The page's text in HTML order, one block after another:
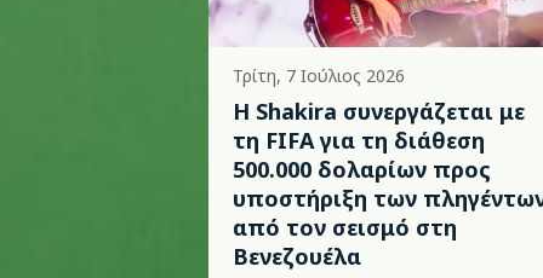
Τρίτη, 7 Ιούλιος 2026
Η Shakira συνεργάζεται με
τη FIFA για τη διάθεση
500.000 δολαρίων προς
υποστήριξη των
από τον σεισμό στη
Βενεζουέλα